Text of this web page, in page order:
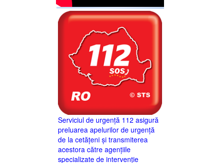
Serviciul de urgență 112 asigură
preluarea apelurilor de urgență
de la cetățeni și transmiterea
acestora către agențiile
specializate de intervenție